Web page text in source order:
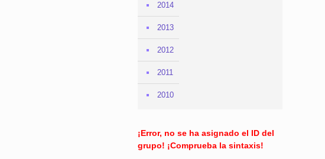
2014
2013
2012
2011
2010
¡Error, no se ha asignado el ID del
grupo! ¡Comprueba la sintaxis!